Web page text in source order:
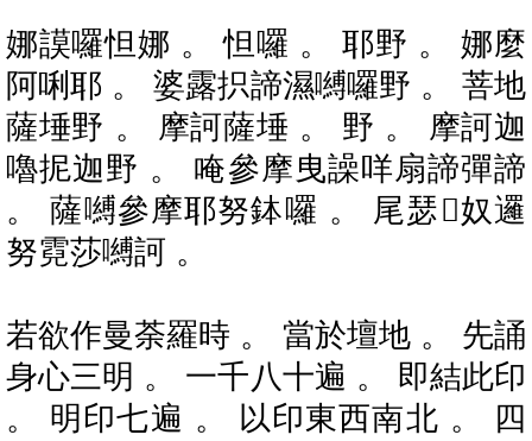
娜謨囉怛娜 。 怛囉 。 耶野 。 娜麼
阿唎耶 。 婆露抧諦濕嚩囉野 。 菩地
薩埵野 。 摩訶薩埵 。 野 。 摩訶迦
嚕抳迦野 。 唵參摩曳譟咩扇諦彈諦
。 薩嚩參摩耶努鉢囉 。 尾瑟𪘨奴邏
努霓莎嚩訶 。
若欲作曼荼羅時 。 當於壇地 。 先誦
身心三明 。 一千八十遍 。 即結此印
。 明印七遍 。 以印東西南北 。 四